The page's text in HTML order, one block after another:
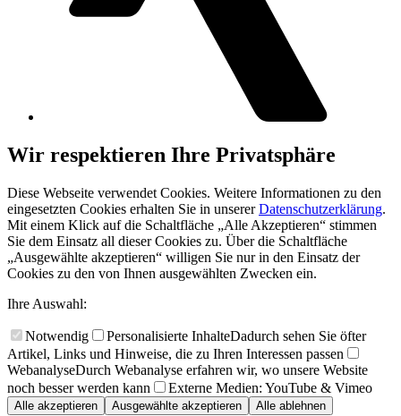
Wir respektieren Ihre Privatsphäre
Diese Webseite verwendet Cookies. Weitere Informationen zu den
eingesetzten Cookies erhalten Sie in unsererDatenschutzerklärung.
Mit einem Klick auf die Schaltfläche „Alle Akzeptieren“ stimmen
Sie dem Einsatz all dieser Cookies zu. Über die Schaltfläche
„Ausgewählte akzeptieren“ willigen Sie nur in den Einsatz der
Cookies zu den von Ihnen ausgewählten Zwecken ein.
Ihre Auswahl:
Notwendig Personalisierte InhalteDadurch sehen Sie öfter
Artikel, Links und Hinweise, die zu Ihren Interessen passen
WebanalyseDurch Webanalyse erfahren wir, wo unsere Website
noch besser werden kann
Externe Medien: YouTube & Vimeo
Alle akzeptieren Ausgewählte akzeptieren Alle ablehnen